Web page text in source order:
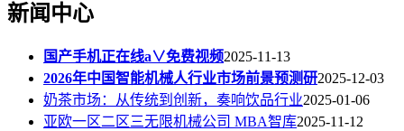
新闻中心
国产手机正在线a∨免费视频2025-11-13
2026年中国智能机械人行业市场前景预测研2025-12-03
奶茶市场：从传统到创新，奏响饮品行业2025-01-06
亚欧一区二区三无限机械公司 MBA智库2025-11-12